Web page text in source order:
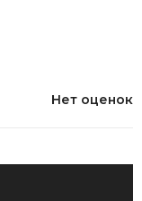
Нет оценок